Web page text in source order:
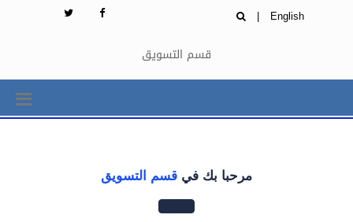
English
|
قسم التسويق
مرحبا بك في قسم التسويق